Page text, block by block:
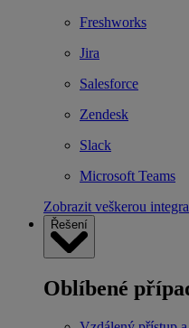
Freshworks
Jira
Salesforce
Zendesk
Slack
Microsoft Teams
Zobrazit veškerou
Řešení
Oblíbené